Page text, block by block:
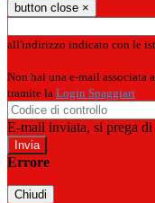
button close ×
all'indirizzo indicato con le
Non hai una e-mail associata
tramite la Login Spaggiari
E-mail inviata, si prega
Errore
Chiudi